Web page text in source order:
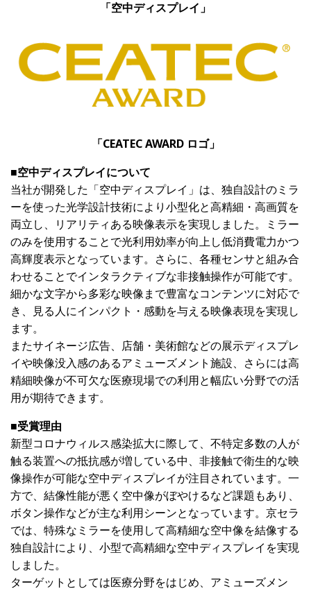
「空中ディスプレイ」
「CEATEC AWARD ロゴ」
■空中ディスプレイについて
当社が開発した「空中ディスプレイ」は、独自設計のミラ
ーを使った光学設計技術により小型化と高精細・高画質を
両立し、リアリティある映像表示を実現しました。ミラー
のみを使用することで光利用効率が向上し低消費電力かつ
高輝度表示となっています。さらに、各種センサと組み合
わせることでインタラクティブな非接触操作が可能です。
細かな文字から多彩な映像まで豊富なコンテンツに対応で
き、見る人にインパクト・感動を与える映像表現を実現し
ます。
またサイネージ広告、店舗・美術館などの展示ディスプレ
イや映像没入感のあるアミューズメント施設、さらには高
精細映像が不可欠な医療現場での利用と幅広い分野での活
用が期待できます。
■受賞理由
新型コロナウィルス感染拡大に際して、不特定多数の人が
触る装置への抵抗感が増している中、非接触で衛生的な映
像操作が可能な空中ディスプレイが注目されています。一
方で、結像性能が悪く空中像がぼやけるなど課題もあり、
ボタン操作などが主な利用シーンとなっています。京セラ
では、特殊なミラーを使用して高精細な空中像を結像する
独自設計により、小型で高精細な空中ディスプレイを実現
しました。
ターゲットとしては医療分野をはじめ、アミューズメン